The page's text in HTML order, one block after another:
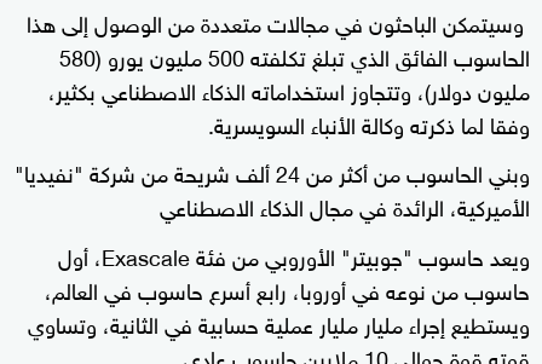
وسيتمكن الباحثون في مجالات متعددة من الوصول إلى هذا
الحاسوب الفائق الذي تبلغ تكلفته 500 مليون يورو (580
مليون دولار)، وتتجاوز استخداماته الذكاء الاصطناعي بكثير،
وفقا لما ذكرته وكالة الأنباء السويسرية.
وبني الحاسوب من أكثر من 24 ألف شريحة من شركة "نفيديا"
الأميركية، الرائدة في مجال الذكاء الاصطناعي
ويعد حاسوب "جوبيتر" الأوروبي من فئة Exascale، أول
حاسوب من نوعه في أوروبا، رابع أسرع حاسوب في العالم،
ويستطيع إجراء مليار مليار عملية حسابية في الثانية، وتساوي
قوته قوة حوالي 10 ملايين حاسوب عادي.